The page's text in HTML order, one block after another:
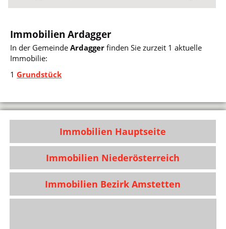
Immobilien Ardagger
In der GemeindeArdagger finden Sie zurzeit 1 aktuelle
Immobilie:
1Grundstück
Immobilien Hauptseite
Immobilien Niederösterreich
Immobilien Bezirk Amstetten